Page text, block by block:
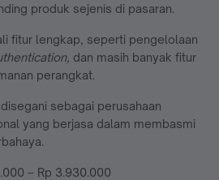
produk sejenis di pasaran.
fitur lengkap, seperti pengelolaan
dan masih banyak fitur
perangkat.
sebagai perusahaan
yang berjasa dalam membasmi
– Rp 3.930.000